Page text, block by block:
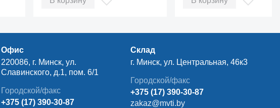
Офис
220086, г. Минск, ул.
Славинского, д.1, пом. 6/1
Городской/факс
+375 (17) 390-30-87
Склад
г. Минск, ул. Центральная, 46к3
Городской/факс
+375 (17) 390-30-87
zakaz@mvti.by